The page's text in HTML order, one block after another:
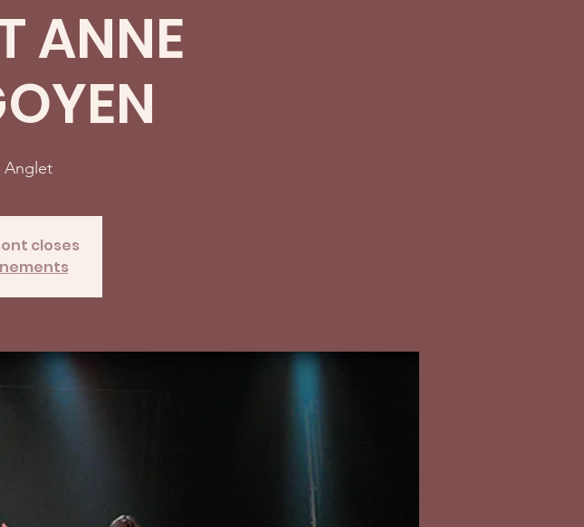
ANNE
Anglet
closes